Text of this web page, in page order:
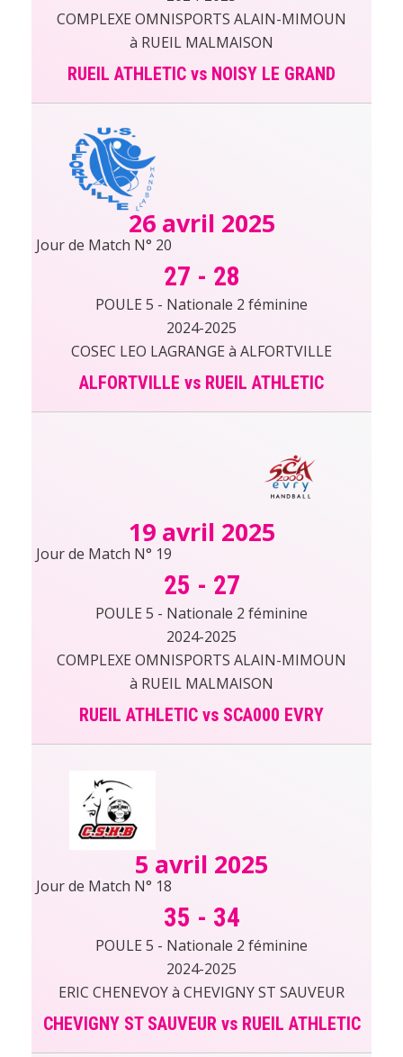
COMPLEXE OMNISPORTS ALAIN-MIMOUN
à RUEIL MALMAISON
RUEIL ATHLETIC vs NOISY LE GRAND
26 avril 2025
Jour de Match N° 20
27 - 28
POULE 5 - Nationale 2 féminine
2024-2025
COSEC LEO LAGRANGE à ALFORTVILLE
ALFORTVILLE vs RUEIL ATHLETIC
19 avril 2025
Jour de Match N° 19
25 - 27
POULE 5 - Nationale 2 féminine
2024-2025
COMPLEXE OMNISPORTS ALAIN-MIMOUN
à RUEIL MALMAISON
RUEIL ATHLETIC vs SCA000 EVRY
5 avril 2025
Jour de Match N° 18
35 - 34
POULE 5 - Nationale 2 féminine
2024-2025
ERIC CHENEVOY à CHEVIGNY ST SAUVEUR
CHEVIGNY ST SAUVEUR vs RUEIL ATHLETIC